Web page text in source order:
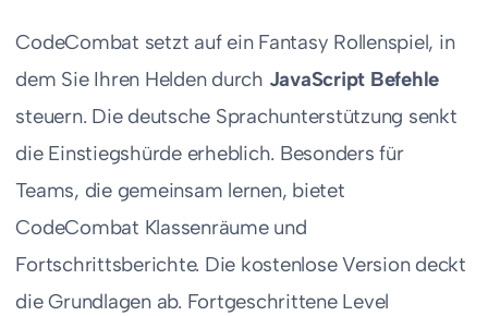
CodeCombat setzt auf ein Fantasy Rollenspiel, in
dem Sie Ihren Helden durch JavaScript Befehle
steuern. Die deutsche Sprachunterstützung senkt
die Einstiegshürde erheblich. Besonders für
Teams, die gemeinsam lernen, bietet
CodeCombat Klassenräume und
Fortschrittsberichte. Die kostenlose Version deckt
die Grundlagen ab. Fortgeschrittene Level